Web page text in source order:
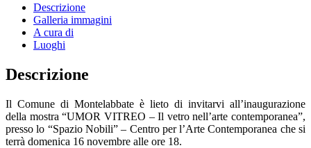
Descrizione
Galleria immagini
A cura di
Luoghi
Descrizione
Il Comune di Montelabbate è lieto di invitarvi all’inaugurazione
della mostra “UMOR VITREO – Il vetro nell’arte contemporanea”,
presso lo “Spazio Nobili” – Centro per l’Arte Contemporanea che si
terrà domenica 16 novembre alle ore 18.